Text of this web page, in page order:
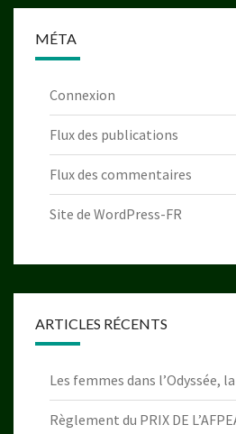
MÉTA
Connexion
Flux des publications
Flux des commentaires
Site de WordPress-FR
ARTICLES RÉCENTS
Les femmes dans l’Odyssée,
Règlement du PRIX DE